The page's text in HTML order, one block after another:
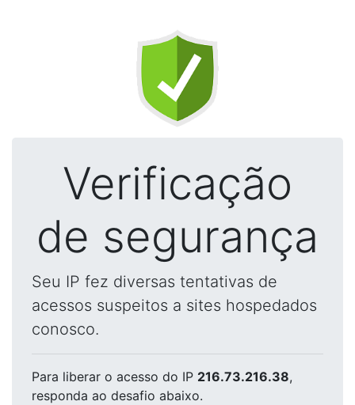
Verificação
de segurança
Seu IP fez diversas tentativas de
acessos suspeitos a sites hospedados
conosco.
Para liberar o acesso do IP 216.73.216.38,
responda ao desafio abaixo.